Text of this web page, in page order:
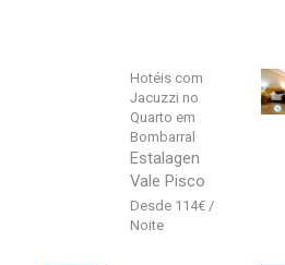
Hotéis com
Jacuzzi no
Quarto em
Bombarral
Estalagen
Vale Pisco
114€